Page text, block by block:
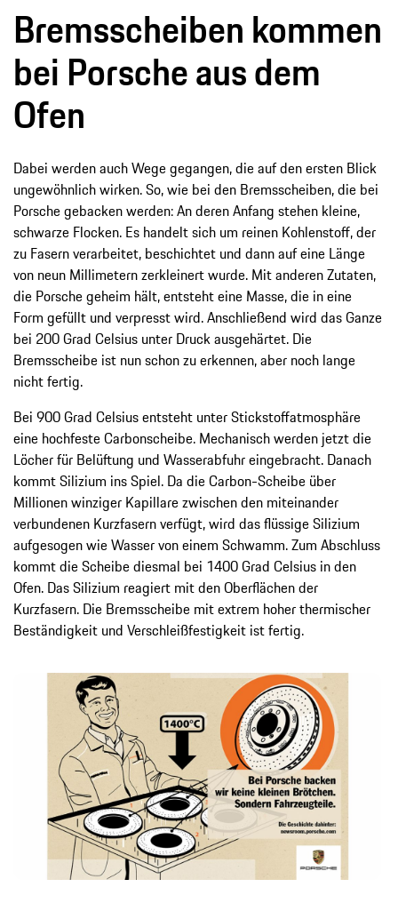
Bremsscheiben kommen
bei Porsche aus dem
Ofen
Dabei werden auch Wege gegangen, die auf den ersten Blick
ungewöhnlich wirken. So, wie bei den Bremsscheiben, die bei
Porsche gebacken werden: An deren Anfang stehen kleine,
schwarze Flocken. Es handelt sich um reinen Kohlenstoff, der
zu Fasern verarbeitet, beschichtet und dann auf eine Länge
von neun Millimetern zerkleinert wurde. Mit anderen Zutaten,
die Porsche geheim hält, entsteht eine Masse, die in eine
Form gefüllt und verpresst wird. Anschließend wird das Ganze
bei 200 Grad Celsius unter Druck ausgehärtet. Die
Bremsscheibe ist nun schon zu erkennen, aber noch lange
nicht fertig.
Bei 900 Grad Celsius entsteht unter Stickstoffatmosphäre
eine hochfeste Carbonscheibe. Mechanisch werden jetzt die
Löcher für Belüftung und Wasserabfuhr eingebracht. Danach
kommt Silizium ins Spiel. Da die Carbon-Scheibe über
Millionen winziger Kapillare zwischen den miteinander
verbundenen Kurzfasern verfügt, wird das flüssige Silizium
aufgesogen wie Wasser von einem Schwamm. Zum Abschluss
kommt die Scheibe diesmal bei 1400 Grad Celsius in den
Ofen. Das Silizium reagiert mit den Oberflächen der
Kurzfasern. Die Bremsscheibe mit extrem hoher thermischer
Beständigkeit und Verschleißfestigkeit ist fertig.